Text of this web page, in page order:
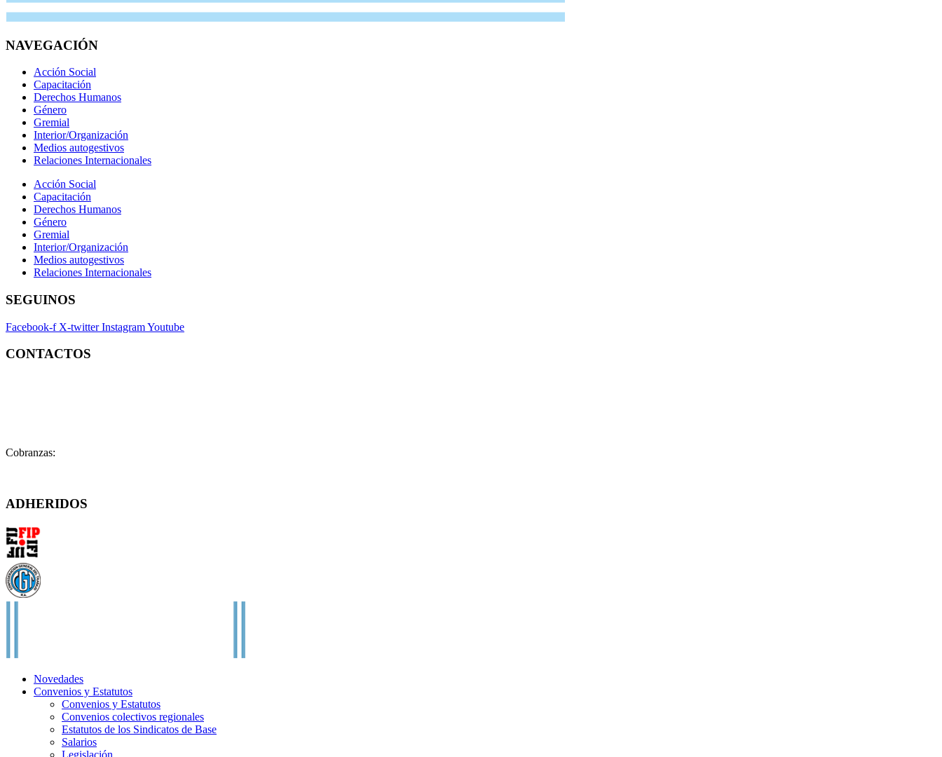
NAVEGACIÓN
Acción Social
Capacitación
Derechos Humanos
Género
Gremial
Interior/Organización
Medios autogestivos
Relaciones Internacionales
Acción Social
Capacitación
Derechos Humanos
Género
Gremial
Interior/Organización
Medios autogestivos
Relaciones Internacionales
SEGUINOS
Facebook-f X-twitter InstagramYoutube
CONTACTOS
Cobranzas:
ADHERIDOS
Novedades
Convenios y Estatutos
Convenios y Estatutos
Convenios colectivos regionales
Estatutos de los Sindicatos de Base
Salarios
Legislación